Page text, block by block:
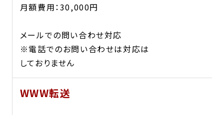
月額費用：30,000円
メールでの問い合わせ対応
※電話でのお問い合わせは対応は
しておりません
WWW転送